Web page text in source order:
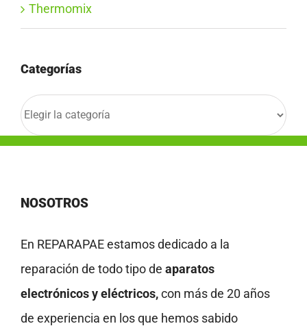
Thermomix
Categorías
Categorías
NOSOTROS
En REPARAPAE estamos dedicado a la
reparación de todo tipo de aparatos
electrónicos y eléctricos,con más de 20 años
de experiencia en los que hemos sabido